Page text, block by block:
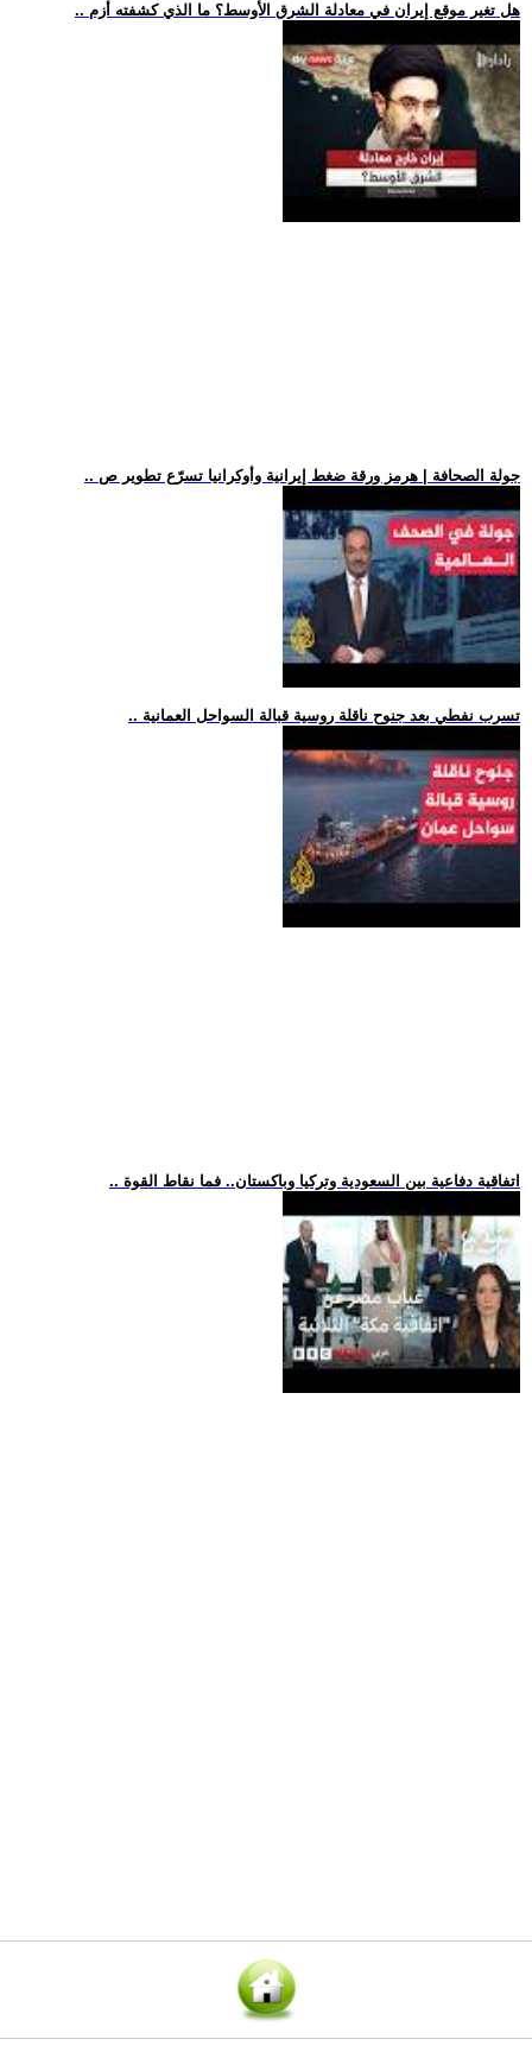
.. هل تغير موقع إيران في معادلة الشرق الأوسط؟ ما الذي كشفته أزم
.. جولة الصحافة | هرمز ورقة ضغط إيرانية وأوكرانيا تسرّع تطوير ص
.. تسرب نفطي بعد جنوح ناقلة روسية قبالة السواحل العمانية
.. اتفاقية دفاعية بين السعودية وتركيا وباكستان.. فما نقاط القوة